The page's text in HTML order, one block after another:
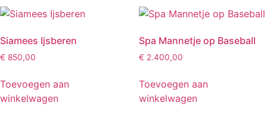
Siamees Ijsberen
€ 850,00
Toevoegen aan
winkelwagen
Spa Mannetje op Baseball
€ 2.400,00
Toevoegen aan
winkelwagen